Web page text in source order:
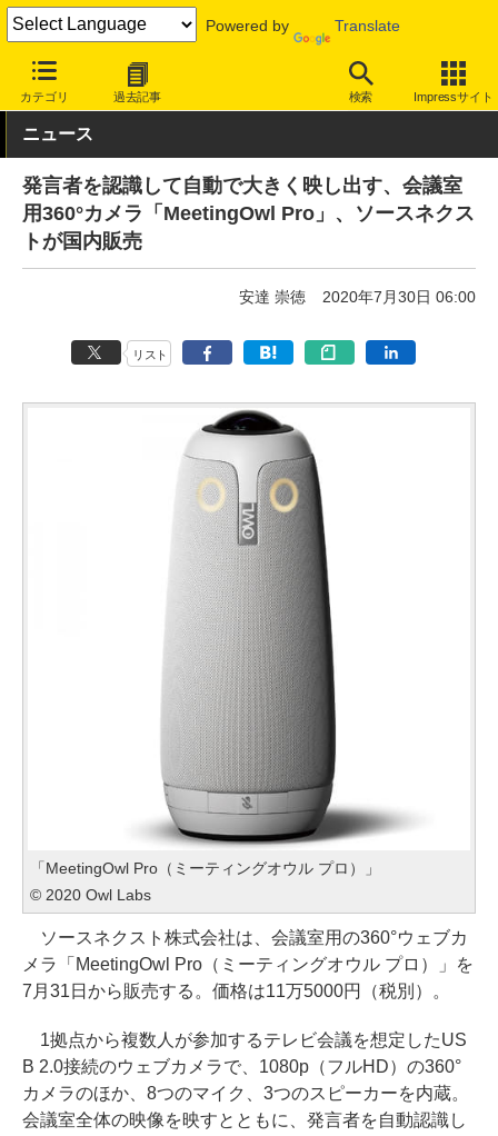
Powered by Translate
カテゴリ 過去記事 検索 Impressサイト
INTERNET Watch ハードウェア
ニュース
発言者を認識して自動で大きく映し出す、会議室
用360°カメラ「MeetingOwl Pro」、ソースネクス
トが国内販売
安達 崇徳 2020年7月30日 06:00
リスト
「MeetingOwl Pro（ミーティングオウル プロ）」
© 2020 Owl Labs
ソースネクスト株式会社は、会議室用の360°ウェブカ
メラ「MeetingOwl Pro（ミーティングオウル プロ）」を
7月31日から販売する。価格は11万5000円（税別）。
1拠点から複数人が参加するテレビ会議を想定したUS
B 2.0接続のウェブカメラで、1080p（フルHD）の360°
カメラのほか、8つのマイク、3つのスピーカーを内蔵。
会議室全体の映像を映すとともに、発言者を自動認識し